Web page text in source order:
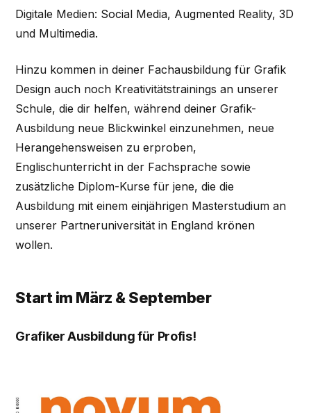
Digitale Medien: Social Media, Augmented Reality, 3D
und Multimedia.
Hinzu kommen in deiner Fachausbildung für Grafik
Design auch noch Kreativitätstrainings an unserer
Schule, die dir helfen, während deiner Grafik-
Ausbildung neue Blickwinkel einzunehmen, neue
Herangehensweisen zu erproben,
Englischunterricht in der Fachsprache sowie
zusätzliche Diplom-Kurse für jene, die die
Ausbildung mit einem einjährigen Masterstudium an
unserer Partneruniversität in England krönen
wollen.
Start im März & September
Grafiker Ausbildung für Profis!